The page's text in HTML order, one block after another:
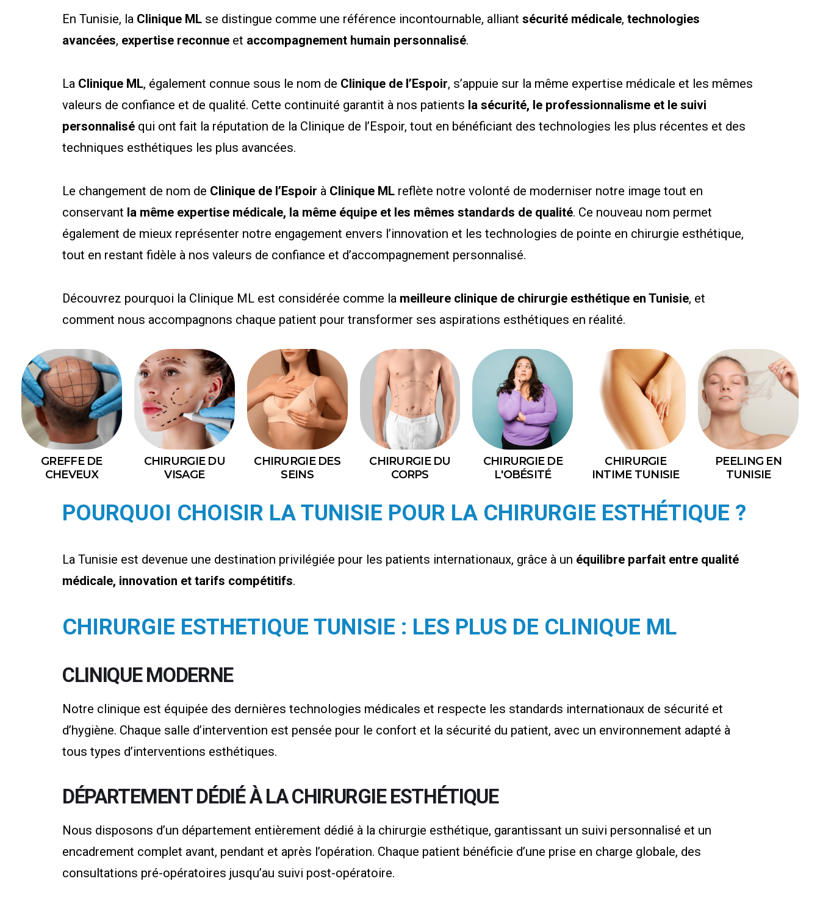
En Tunisie, la Clinique ML se distingue comme une référence incontournable, alliant sécurité médicale, technologies
avancées, expertise reconnue et accompagnement humain personnalisé.
La Clinique ML, également connue sous le nom de Clinique de l’Espoir, s’appuie sur la même expertise médicale et les mêmes
valeurs de confiance et de qualité. Cette continuité garantit à nos patients la sécurité, le professionnalisme et le suivi
personnalisé qui ont fait la réputation de la Clinique de l’Espoir, tout en bénéficiant des technologies les plus récentes et des
techniques esthétiques les plus avancées.
Le changement de nom de Clinique de l’Espoir à Clinique ML reflète notre volonté de moderniser notre image tout en
conservant la même expertise médicale, la même équipe et les mêmes standards de qualité. Ce nouveau nom permet
également de mieux représenter notre engagement envers l’innovation et les technologies de pointe en chirurgie esthétique,
tout en restant fidèle à nos valeurs de confiance et d’accompagnement personnalisé.
Découvrez pourquoi la Clinique ML est considérée comme la meilleure clinique de chirurgie esthétique en Tunisie, et
comment nous accompagnons chaque patient pour transformer ses aspirations esthétiques en réalité.
GREFFE DE
CHEVEUX
CHIRURGIE DU
VISAGE
CHIRURGIE DES
SEINS
CHIRURGIE DU
CORPS
CHIRURGIE DE
L'OBÉSITÉ
CHIRURGIE
INTIME TUNISIE
PEELING EN
TUNISIE
POURQUOI CHOISIR LA TUNISIE POUR LA CHIRURGIE ESTHÉTIQUE ?
La Tunisie est devenue une destination privilégiée pour les patients internationaux, grâce à un équilibre parfait entre qualité
médicale, innovation et tarifs compétitifs.
CHIRURGIE ESTHETIQUE TUNISIE : LES PLUS DE CLINIQUE ML
CLINIQUE MODERNE
Notre clinique est équipée des dernières technologies médicales et respecte les standards internationaux de sécurité et
d’hygiène. Chaque salle d’intervention est pensée pour le confort et la sécurité du patient, avec un environnement adapté à
tous types d’interventions esthétiques.
DÉPARTEMENT DÉDIÉ À LA CHIRURGIE ESTHÉTIQUE
Nous disposons d’un département entièrement dédié à la chirurgie esthétique, garantissant un suivi personnalisé et un
encadrement complet avant, pendant et après l’opération. Chaque patient bénéficie d’une prise en charge globale, des
consultations pré-opératoires jusqu’au suivi post-opératoire.